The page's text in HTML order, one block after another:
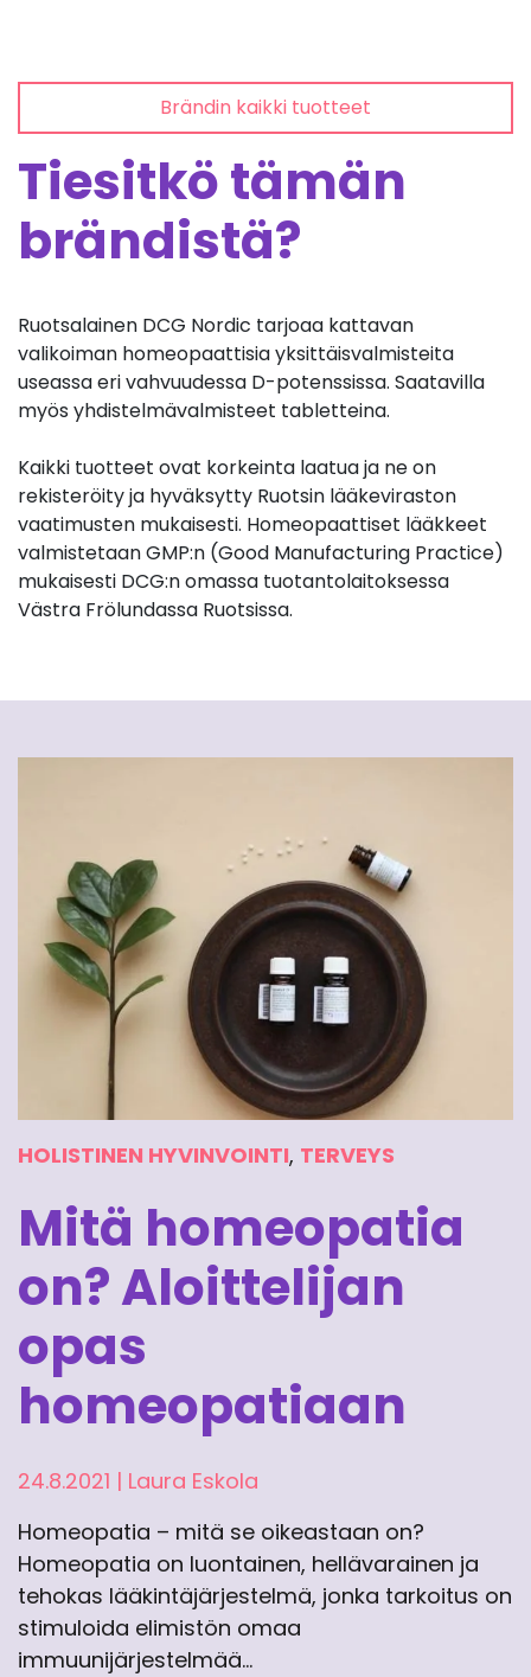
Brändin kaikki tuotteet
Tiesitkö tämän
brändistä?
Ruotsalainen DCG Nordic tarjoaa kattavan
valikoiman homeopaattisia yksittäisvalmisteita
useassa eri vahvuudessa D-potenssissa. Saatavilla
myös yhdistelmävalmisteet tabletteina.
Kaikki tuotteet ovat korkeinta laatua ja ne on
rekisteröity ja hyväksytty Ruotsin lääkeviraston
vaatimusten mukaisesti. Homeopaattiset lääkkeet
valmistetaan GMP:n (Good Manufacturing Practice)
mukaisesti DCG:n omassa tuotantolaitoksessa
Västra Frölundassa Ruotsissa.
HOLISTINEN HYVINVOINTI, TERVEYS
Mitä homeopatia
on? Aloittelijan
opas
homeopatiaan
24.8.2021 | Laura Eskola
Homeopatia – mitä se oikeastaan on?
Homeopatia on luontainen, hellävarainen ja
tehokas lääkintäjärjestelmä, jonka tarkoitus on
stimuloida elimistön omaa
immuunijärjestelmää…